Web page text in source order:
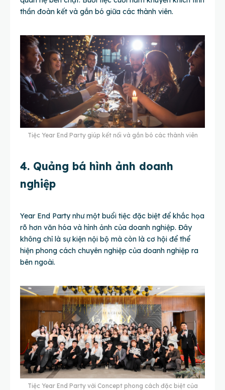
thần đoàn kết và gắn bó giữa các thành viên.
Tiệc Year End Party giúp kết nối và gắn bó các thành viên
4. Quảng bá hình ảnh doanh
nghiệp
Year End Party như một buổi tiệc đặc biệt để khắc họa
rõ hơn văn hóa và hình ảnh của doanh nghiệp. Đây
không chỉ là sự kiện nội bộ mà còn là cơ hội để thể
hiện phong cách chuyên nghiệp của doanh nghiệp ra
bên ngoài.
Tiệc Year End Party với Concept phong cách đặc biệt của